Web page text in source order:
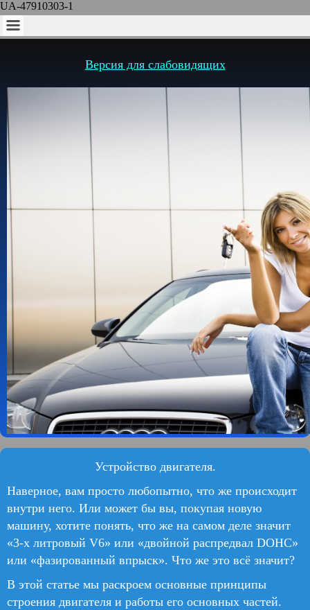
UA-47910303-1
Версия для слабовидящих
Устройство двигателя.
Наверное, вам просто любопытно, что же происходит
внутри него. Или может бы вы, покупая новую
машину, хотите понять, что же на самом деле значит
«3-х литровый V6» или «двойной распредвал DOHC»
или «фазированный впрыск». Что же это всё значит?
В этой статье мы раскроем основные принципы
строения двигателя и работы его основных частей.